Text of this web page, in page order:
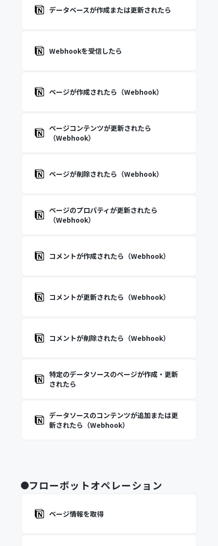
データベースが作成または更新されたら
Webhookを受信したら
ページが作成されたら（Webhook）
ページコンテンツが更新されたら
（Webhook）
ページが削除されたら（Webhook）
ページのプロパティが更新されたら
（Webhook）
コメントが作成されたら（Webhook）
コメントが更新されたら（Webhook）
コメントが削除されたら（Webhook）
特定のデータソースのページが作成・更新
されたら
データソースのコンテンツが追加または更
新されたら（Webhook）
フローボットオペレーション
ページ情報を取得